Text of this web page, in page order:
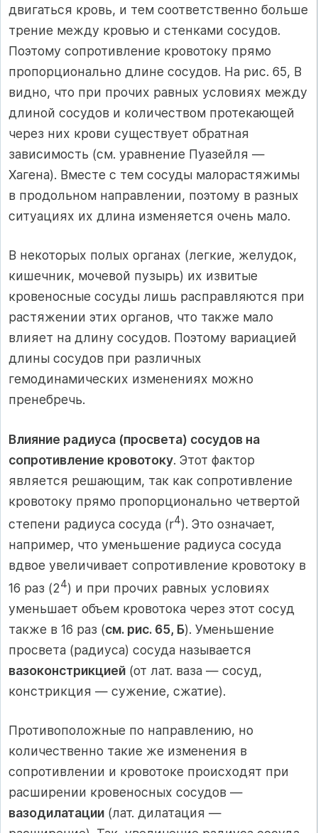
двигаться кровь, и тем соответственно больше
трение между кровью и стенками сосудов.
Поэтому сопротивление кровотоку прямо
пропорционально длине сосудов. На рис. 65, В
видно, что при прочих равных условиях между
длиной сосудов и количеством протекающей
через них крови существует обратная
зависимость (см. уравнение Пуазейля —
Хагена). Вместе с тем сосуды малорастяжимы
в продольном направлении, поэтому в разных
ситуациях их длина изменяется очень мало.
В некоторых полых органах (легкие, желудок,
кишечник, мочевой пузырь) их извитые
кровеносные сосуды лишь расправляются при
растяжении этих органов, что также мало
влияет на длину сосудов. Поэтому вариацией
длины сосудов при различных
гемодинамических изменениях можно
пренебречь.
Влияние радиуса (просвета) сосудов на
сопротивление кровотоку. Этот фактор
является решающим, так как сопротивление
кровотоку прямо пропорционально четвертой
степени радиуса сосуда (r4). Это означает,
например, что уменьшение радиуса сосуда
вдвое увеличивает сопротивление кровотоку в
16 раз (24) и при прочих равных условиях
уменьшает объем кровотока через этот сосуд
также в 16 раз (см. рис. 65, Б). Уменьшение
просвета (радиуса) сосуда называется
вазоконстрикцией (от лат. ваза — сосуд,
констрикция — сужение, сжатие).
Противоположные по направлению, но
количественно такие же изменения в
сопротивлении и кровотоке происходят при
расширении кровеносных сосудов —
вазодилатации (лат. дилатация —